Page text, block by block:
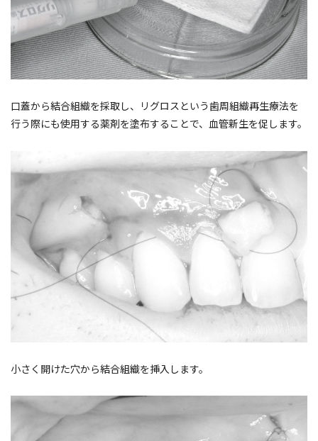
口蓋から結合組織を採取し、リグロスという歯周組織再生療法を
行う際にも使用する薬剤を塗布することで、血管新生を促します。
小さく開けた穴から結合組織を挿入します。